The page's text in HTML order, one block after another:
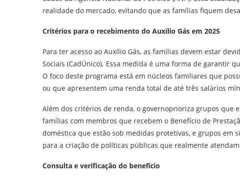
realidade do mercado, evitando que as famílias fiquem
Critérios para o recebimento do Auxílio Gás em 2025
Para ter acesso ao Auxílio Gás, as famílias devem estar
Sociais (CadÚnico). Essa medida é uma forma de garantir
O foco deste programa está em núcleos familiares que
ou que apresentem uma renda total de até três salários
Além dos critérios de renda, o governoprioriza grupos que
famílias com membros que recebem o Benefício de
doméstica que estão sob medidas protetivas, e grupos em
para a criação de políticas públicas que realmente
Consulta e verificação do benefício